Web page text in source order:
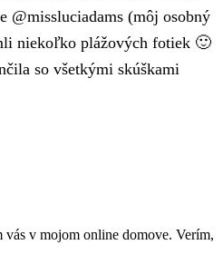
@missluciadams (môj osobný
niekoľko plážových fotiek 🙂
so všetkými skúškami
v mojom online domove. Verím,